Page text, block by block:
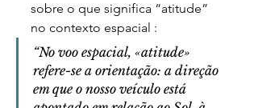
sobre o que significa “atitude”
no contexto espacial :
“No voo espacial, «atitude»
refere-se a orientação: a direção
em que o nosso veículo está